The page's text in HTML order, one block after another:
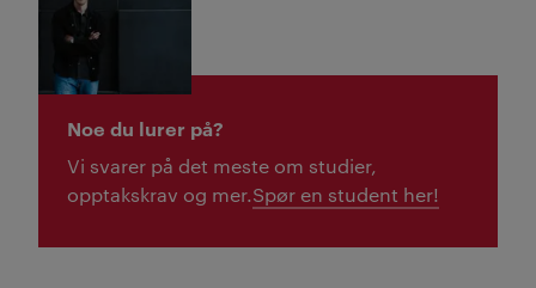
Noe du lurer på?
Vi svarer på det meste om studier,
opptakskrav og mer.Spør en student her!